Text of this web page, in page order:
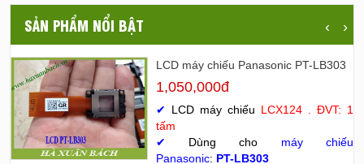
SẢN PHẨM NỔI BẬT ‹ ›
LCD máy chiếu Panasonic PT-LB303
1,050,000đ
✔ LCD máy chiếu LCX124 . ĐVT: 1
tấm
✔
Dùng cho máy chiếu
Panasonic: PT-LB303